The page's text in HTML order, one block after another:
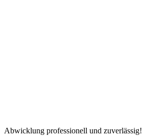
Abwicklung professionell und zuverlässig!